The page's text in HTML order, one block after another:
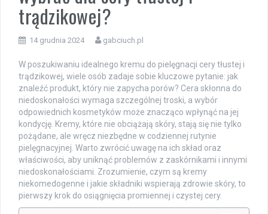
trądzikowej?
14 grudnia 2024 gabciuch.pl
W poszukiwaniu idealnego kremu do pielęgnacji cery tłustej i
trądzikowej, wiele osób zadaje sobie kluczowe pytanie: jak
znaleźć produkt, który nie zapycha porów? Cera skłonna do
niedoskonałości wymaga szczególnej troski, a wybór
odpowiednich kosmetyków może znacząco wpłynąć na jej
kondycję. Kremy, które nie obciążają skóry, stają się nie tylko
pożądane, ale wręcz niezbędne w codziennej rutynie
pielęgnacyjnej. Warto zwrócić uwagę na ich skład oraz
właściwości, aby uniknąć problemów z zaskórnikami i innymi
niedoskonałościami. Zrozumienie, czym są kremy
niekomedogenne i jakie składniki wspierają zdrowie skóry, to
pierwszy krok do osiągnięcia promiennej i czystej cery.